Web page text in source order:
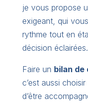
je vous propose
exigeant, qui
rythme tout en
décision éclairées.
Faire un bilan de
c’est aussi
d’être